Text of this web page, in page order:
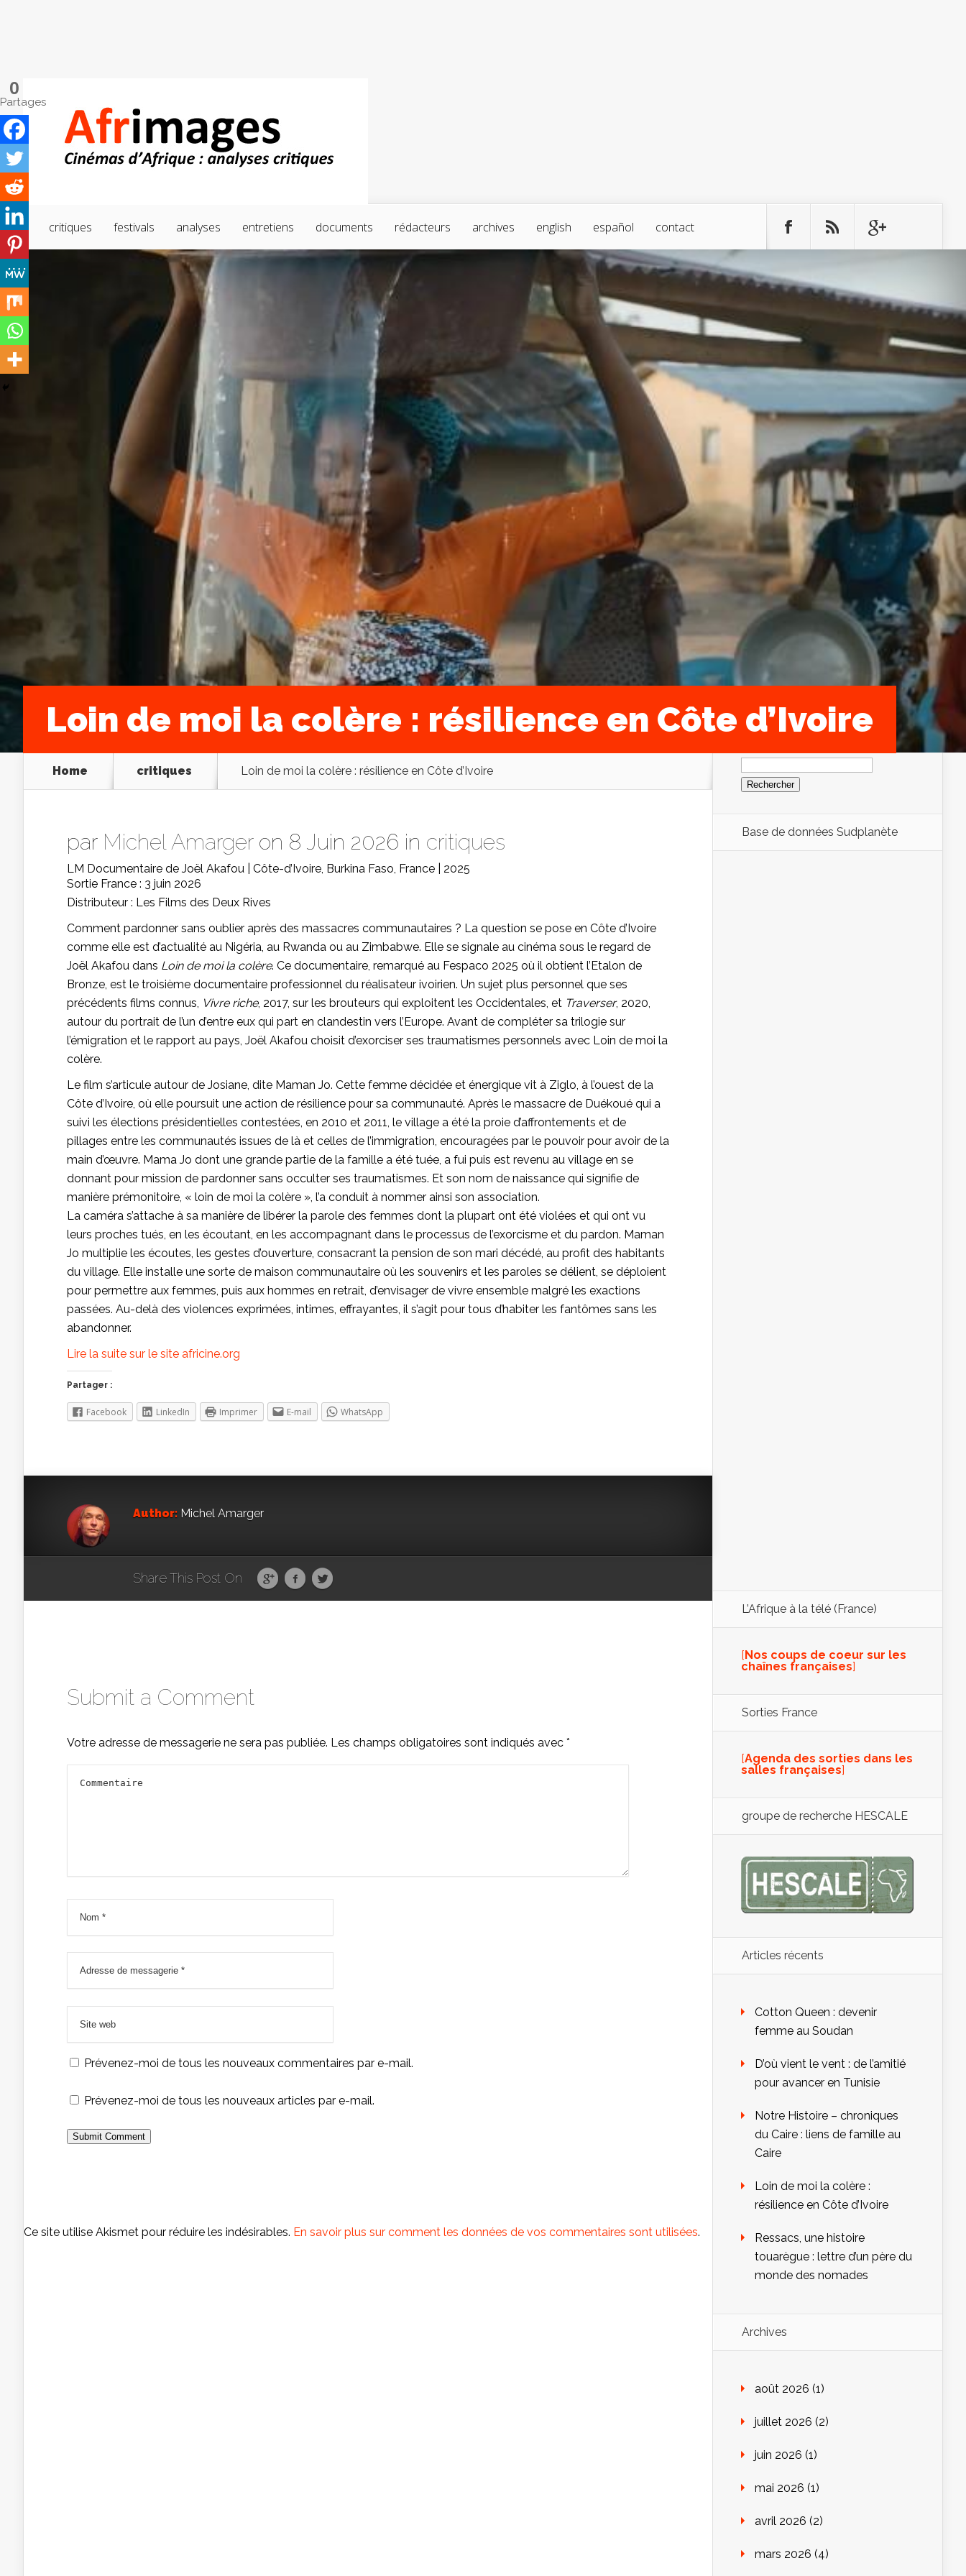
critiques festivals analyses entretiens documents rédacteurs archives english español contact
Loin de moi la colère : résilience en Côte d’Ivoire
Home critiques Loin de moi la colère : résilience en Côte d’Ivoire
par Michel Amargeron 8 Juin 2026 in critiques
LM Documentaire de Joël Akafou | Côte-d’Ivoire, Burkina Faso, France | 2025
Sortie France : 3 juin 2026
Distributeur : Les Films des Deux Rives
Comment pardonner sans oublier après des massacres communautaires ? La question se pose en Côte d’Ivoire
comme elle est d’actualité au Nigéria, au Rwanda ou au Zimbabwe. Elle se signale au cinéma sous le regard de
Joël Akafou dans Loin de moi la colère. Ce documentaire, remarqué au Fespaco 2025 où il obtient l’Etalon de
Bronze, est le troisième documentaire professionnel du réalisateur ivoirien. Un sujet plus personnel que ses
précédents films connus, Vivre riche, 2017, sur les brouteurs qui exploitent les Occidentales, et Traverser, 2020,
autour du portrait de l’un d’entre eux qui part en clandestin vers l’Europe. Avant de compléter sa trilogie sur
l’émigration et le rapport au pays, Joël Akafou choisit d’exorciser ses traumatismes personnels avec Loin de moi la
colère.
Le film s’articule autour de Josiane, dite Maman Jo. Cette femme décidée et énergique vit à Ziglo, à l’ouest de la
Côte d’Ivoire, où elle poursuit une action de résilience pour sa communauté. Après le massacre de Duékoué qui a
suivi les élections présidentielles contestées, en 2010 et 2011, le village a été la proie d’affrontements et de
pillages entre les communautés issues de là et celles de l’immigration, encouragées par le pouvoir pour avoir de la
main d’œuvre. Mama Jo dont une grande partie de la famille a été tuée, a fui puis est revenu au village en se
donnant pour mission de pardonner sans occulter ses traumatismes. Et son nom de naissance qui signifie de
manière prémonitoire, « loin de moi la colère », l’a conduit à nommer ainsi son association.
La caméra s’attache à sa manière de libérer la parole des femmes dont la plupart ont été violées et qui ont vu
leurs proches tués, en les écoutant, en les accompagnant dans le processus de l’exorcisme et du pardon. Maman
Jo multiplie les écoutes, les gestes d’ouverture, consacrant la pension de son mari décédé, au profit des habitants
du village. Elle installe une sorte de maison communautaire où les souvenirs et les paroles se délient, se déploient
pour permettre aux femmes, puis aux hommes en retrait, d’envisager de vivre ensemble malgré les exactions
passées. Au-delà des violences exprimées, intimes, effrayantes, il s’agit pour tous d’habiter les fantômes sans les
abandonner.
Lire la suite sur le site africine.org
Partager :
Facebook LinkedIn Imprimer E-mail WhatsApp
0
Partages
Author: Michel Amarger
Share This Post On
Submit a Comment
Votre adresse de messagerie ne sera pas publiée. Les champs obligatoires sont indiqués avec *
Prévenez-moi de tous les nouveaux commentaires par e-mail.
Prévenez-moi de tous les nouveaux articles par e-mail.
Ce site utilise Akismet pour réduire les indésirables. En savoir plus sur comment les données de vos commentaires sont utilisées.
Rechercher :
Base de données Sudplanète
L’Afrique à la télé (France)
[ Nos coups de coeur sur les
chaînes françaises]
Sorties France
[Agenda des sorties dans les
salles françaises]
groupe de recherche HESCALE
Articles récents
Cotton Queen : devenir
femme au Soudan
D’où vient le vent : de l’amitié
pour avancer en Tunisie
Notre Histoire – chroniques
du Caire : liens de famille au
Caire
Loin de moi la colère :
résilience en Côte d’Ivoire
Ressacs, une histoire
touarègue : lettre d’un père du
monde des nomades
Archives
août 2026 (1)
juillet 2026 (2)
juin 2026 (1)
mai 2026 (1)
avril 2026 (2)
mars 2026 (4)